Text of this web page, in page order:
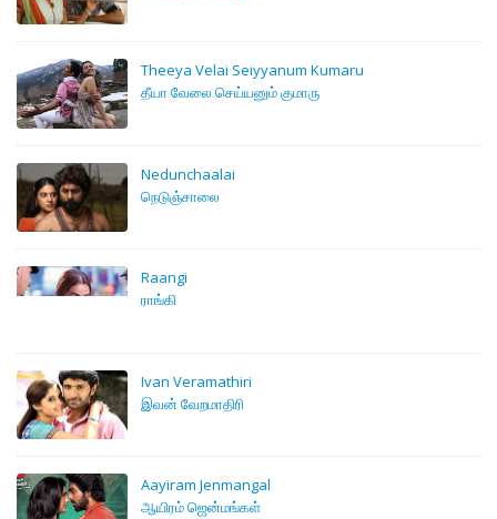
Theeya Velai Seiyyanum Kumaru
தீயா வேலை செய்யனும் குமாரு
Nedunchaalai
நெடுஞ்சாலை
Raangi
ராங்கி
Ivan Veramathiri
இவன் வேறமாதிரி
Aayiram Jenmangal
ஆயிரம் ஜென்மங்கள்